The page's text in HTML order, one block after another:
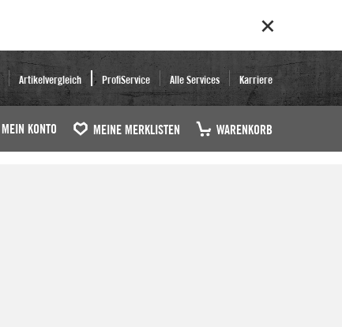
Artikelvergleich ProfiService Alle Services Karriere
MEIN KONTO MEINE MERKLISTEN WARENKORB